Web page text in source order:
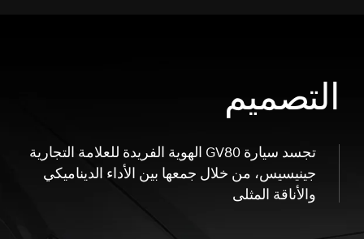
التصميم
تجسد سيارة GV80 الهوية الفريدة للعلامة التجارية
جينيسيس، من خلال جمعها بين الأداء الديناميكي
والأناقة المثلى